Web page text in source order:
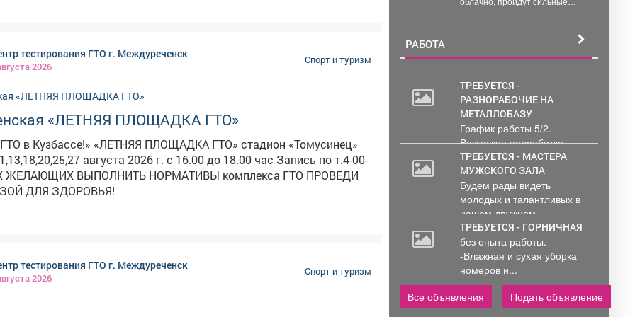
важной частью программы
Всероссийского физкультурно-спортивного комплекса «Готов к
(ГТО) и приобщению молодёжи к здоровому образу жизни. Для
детальной информации о графике работы центров тестирования
нормативов можно обратиться в центры тестирования
тестирования ГТО г. Междуреченск
2026
Спорт и туризм
«ЛЕТНЯЯ ПЛОЩАДКА ГТО»
ПЛОЩАДКА ГТО» стадион «Томусинец»
августа 2026 г. с 16.00 до 18.00 час Запись по т.4-00-
ВЫПОЛНИТЬ НОРМАТИВЫ комплекса ГТО ПРОВЕДИ
ДЛЯ ЗДОРОВЬЯ!
тестирования ГТО г. Междуреченск
2026
Спорт и туризм
РАБОТА
ТРЕБУЕТСЯ -
РАЗНОРАБОЧИЕ НА
МЕТАЛЛОБАЗУ
График работы 5/2.
Возможна подработка..
ТРЕБУЕТСЯ - МАСТЕРА
МУЖСКОГО ЗАЛА
Будем рады видеть
молодых и талантливых в
нашем дружном...
ТРЕБУЕТСЯ - ГОРНИЧНАЯ
без опыта работы.
-Влажная и сухая уборка
номеров и...
Все объявления
Подать объявление